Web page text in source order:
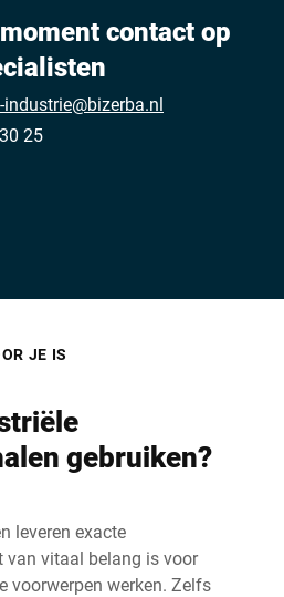
contact op
industrie@bizerba.nl
25
JE IS
gebruiken?
leveren exacte
vitaal belang is voor
voorwerpen werken. Zelfs